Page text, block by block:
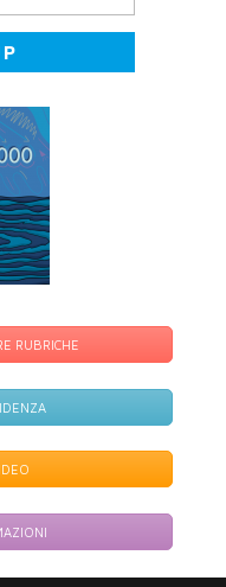
RUBRICHE